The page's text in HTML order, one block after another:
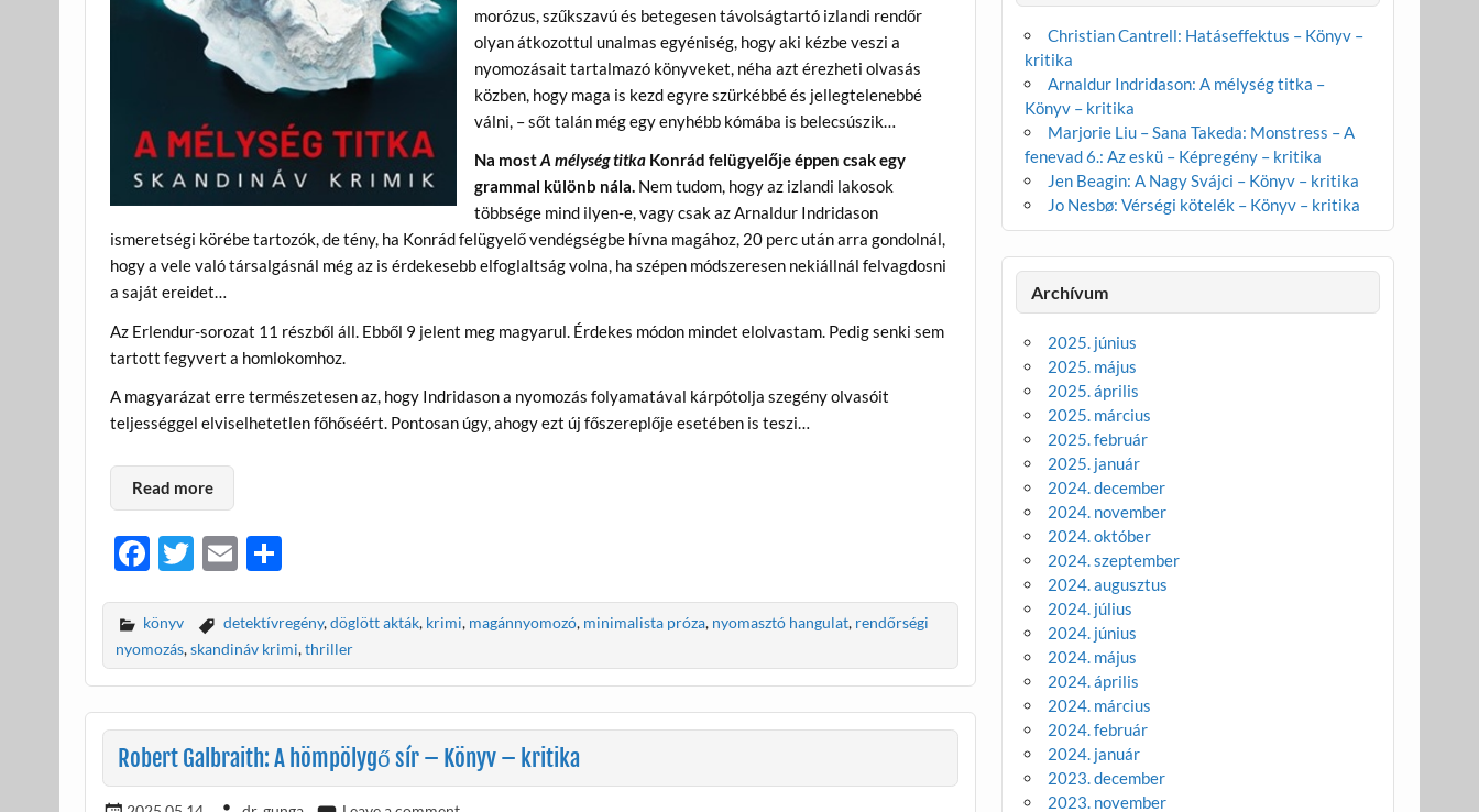
morózus, szűkszavú és betegesen távolságtartó izlandi rendőr
olyan átkozottul unalmas egyéniség, hogy aki kézbe veszi a
nyomozásait tartalmazó könyveket, néha azt érezheti olvasás
közben, hogy maga is kezd egyre szürkébbé és jellegtelenebbé
válni, – sőt talán még egy enyhébb kómába is belecsúszik…
Na mostA mélység titkaKonrád felügyelője éppen csak egy
grammal különb nála.Nem tudom, hogy az izlandi lakosok
többsége mind ilyen-e, vagy csak az Arnaldur Indridason
ismeretségi körébe tartozók, de tény, ha Konrád felügyelő vendégségbe hívna magához, 20 perc után arra gondolnál,
hogy a vele való társalgásnál még az is érdekesebb elfoglaltság volna, ha szépen módszeresen nekiállnál felvagdosni
a saját ereidet…
Az Erlendur-sorozat 11 részből áll. Ebből 9 jelent meg magyarul. Érdekes módon mindet elolvastam. Pedig senki sem
tartott fegyvert a homlokomhoz.
A magyarázat erre természetesen az, hogy Indridason a nyomozás folyamatával kárpótolja szegény olvasóit
teljességgel elviselhetetlen főhőséért. Pontosan úgy, ahogy ezt új főszereplője esetében is teszi…
Read more
F
e
b
o
o
k
T
itt
er
E
ail za
m
e
g
könyv detektívregény,döglött akták, krimi, magánnyomozó, minimalista próza, nyomasztó hangulat, rendőrségi
nyomozás,skandináv krimi,thriller
Robert Galbraith: A hömpölygő sír – Könyv – kritika
Christian Cantrell: Hatáseffektus – Könyv –
kritika
Arnaldur Indridason: A mélység titka –
Könyv – kritika
Marjorie Liu – Sana Takeda: Monstress – A
fenevad 6.: Az eskü – Képregény – kritika
Jen Beagin: A Nagy Svájci – Könyv – kritika
Jo Nesbø: Vérségi kötelék – Könyv – kritika
Archívum
2025. június
2025. május
2025. április
2025. március
2025. február
2025. január
2024. december
2024. november
2024. október
2024. szeptember
2024. augusztus
2024. július
2024. június
2024. május
2024. április
2024. március
2024. február
2024. január
2023. december
2023. november